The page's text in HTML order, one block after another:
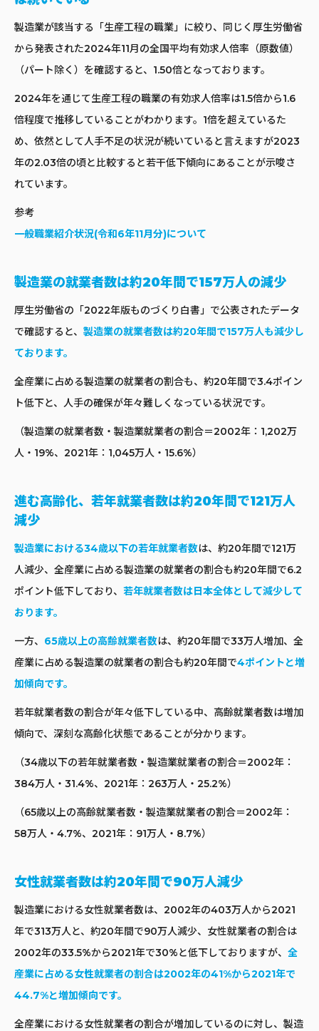
製造業が該当する「生産工程の職業」に絞り、同じく厚生労働省
から発表された2024年11月の全国平均有効求人倍率（原数値）
（パート除く）を確認すると、1.50倍となっております。
2024年を通じて生産工程の職業の有効求人倍率は1.5倍から1.6
倍程度で推移していることがわかります。1倍を超えているた
め、依然として人手不足の状況が続いていると言えますが2023
年の2.03倍の頃と比較すると若干低下傾向にあることが示唆さ
れています。
参考
一般職業紹介状況(令和6年11月分)について
製造業の就業者数は約20年間で157万人の減少
厚生労働省の「2022年版ものづくり白書」で公表されたデータ
で確認すると、 製造業の就業者数は約20年間で157万人も減少し
ております。
全産業に占める製造業の就業者の割合も、約20年間で3.4ポイン
ト低下と、人手の確保が年々難しくなっている状況です。
（製造業の就業者数・製造業就業者の割合＝2002年：1,202万
人・19%、2021年：1,045万人・15.6%）
進む高齢化、若年就業者数は約20年間で121万人
減少
製造業における34歳以下の若年就業者数は、約20年間で121万
人減少、全産業に占める製造業の就業者の割合も約20年間で6.2
ポイント低下しており、 若年就業者数は日本全体として減少して
おります。
一方、 65歳以上の高齢就業者数は、約20年間で33万人増加、全
産業に占める製造業の就業者の割合も約20年間で4ポイントと増
加傾向です。
若年就業者数の割合が年々低下している中、高齢就業者数は増加
傾向で、深刻な高齢化状態であることが分かります。
（34歳以下の若年就業者数・製造業就業者の割合＝2002年：
384万人・31.4%、2021年：263万人・25.2%）
（65歳以上の高齢就業者数・製造業就業者の割合＝2002年：
58万人・4.7%、2021年：91万人・8.7%）
女性就業者数は約20年間で90万人減少
製造業における女性就業者数は、2002年の403万人から2021
年で313万人と、約20年間で90万人減少、女性就業者の割合は
2002年の33.5%から2021年で30%と低下しておりますが、 全
産業に占める女性就業者の割合は2002年の41%から2021年で
44.7%と増加傾向です。
全産業における女性就業者の割合が増加しているのに対し、製造